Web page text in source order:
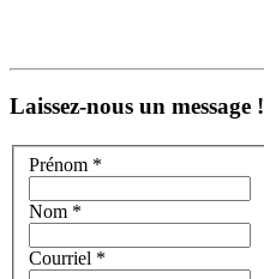
Laissez-nous un message !
Prénom *
Nom *
Courriel *